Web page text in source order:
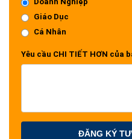
Giáo Dục
Cá Nhân
Yêu cầu CHI TIẾT HƠN của
ĐĂNG KÝ